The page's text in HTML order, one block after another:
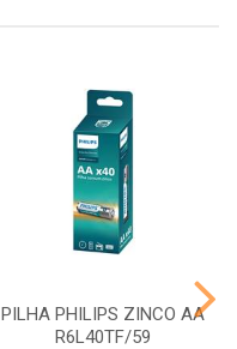
PILHA PHILIPS ZINCO AA
R6L40TF/59